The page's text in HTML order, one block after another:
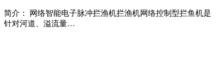
简介： 网络智能电子脉冲拦渔机拦渔机网络控制型拦鱼机是
针对河道、溢流量…